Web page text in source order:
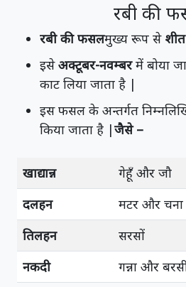
रबी की
रबी की फसलमुख्य रूप से
इसेअक्टूबर-नवम्बरमें बोया
काट लिया जाता है |
इस फसल के अन्तर्गत
किया जाता है |जैसे –
खाद्यान्न
गेहूँ और जौ
दलहन
मटर और चना
तिलहन
सरसों
नकदी
गन्ना और